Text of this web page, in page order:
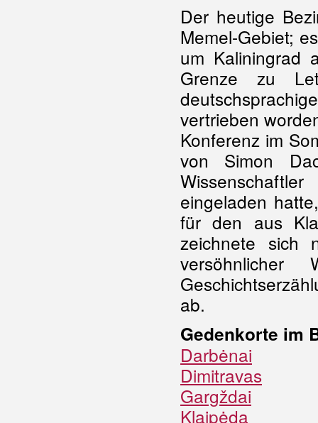
Der heutige
Memel-Gebiet;
um Kaliningrad
Grenze zu
vertrieben
Konferenz im
von Simon
eingeladen
für den aus
zeichnete sich
ab.
Gedenkorte im
Darbėnai
Dimitravas
Gargždai
Klaipėda